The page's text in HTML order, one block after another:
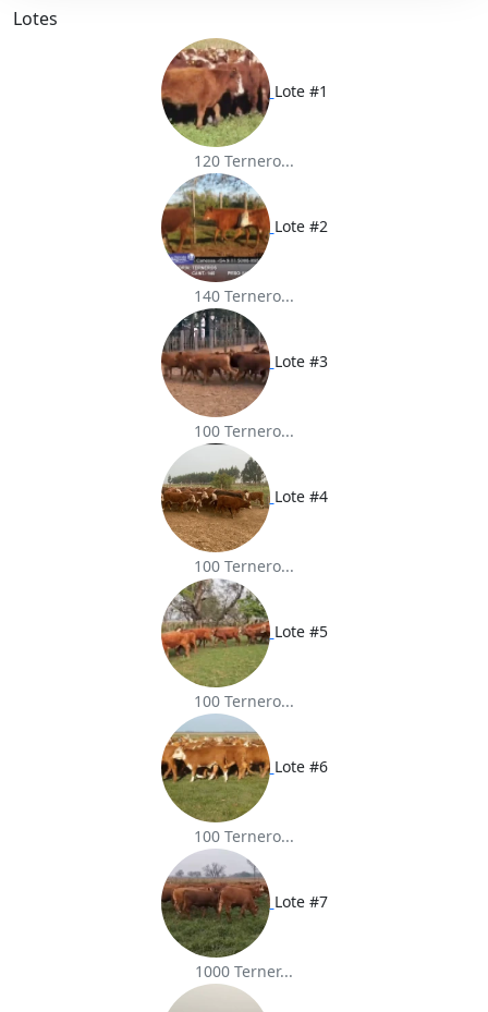
p
Lotes
Lote #1
120 Ternero...
Lote #2
140 Ternero...
Lote #3
100 Ternero...
Lote #4
100 Ternero...
Lote #5
100 Ternero...
Lote #6
100 Ternero...
Lote #7
1000 Terner...